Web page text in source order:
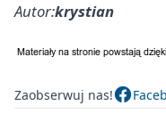
Autor:krystian
Zaobserwuj nas!